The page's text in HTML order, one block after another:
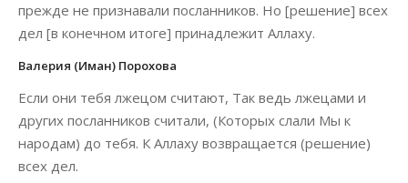
прежде не признавали посланников. Но [решение] всех
дел [в конечном итоге] принадлежит Аллаху.
Валерия (Иман) Порохова
Если они тебя лжецом считают, Так ведь лжецами и
других посланников считали, (Которых слали Мы к
народам) до тебя. К Аллаху возвращается (решение)
всех дел.